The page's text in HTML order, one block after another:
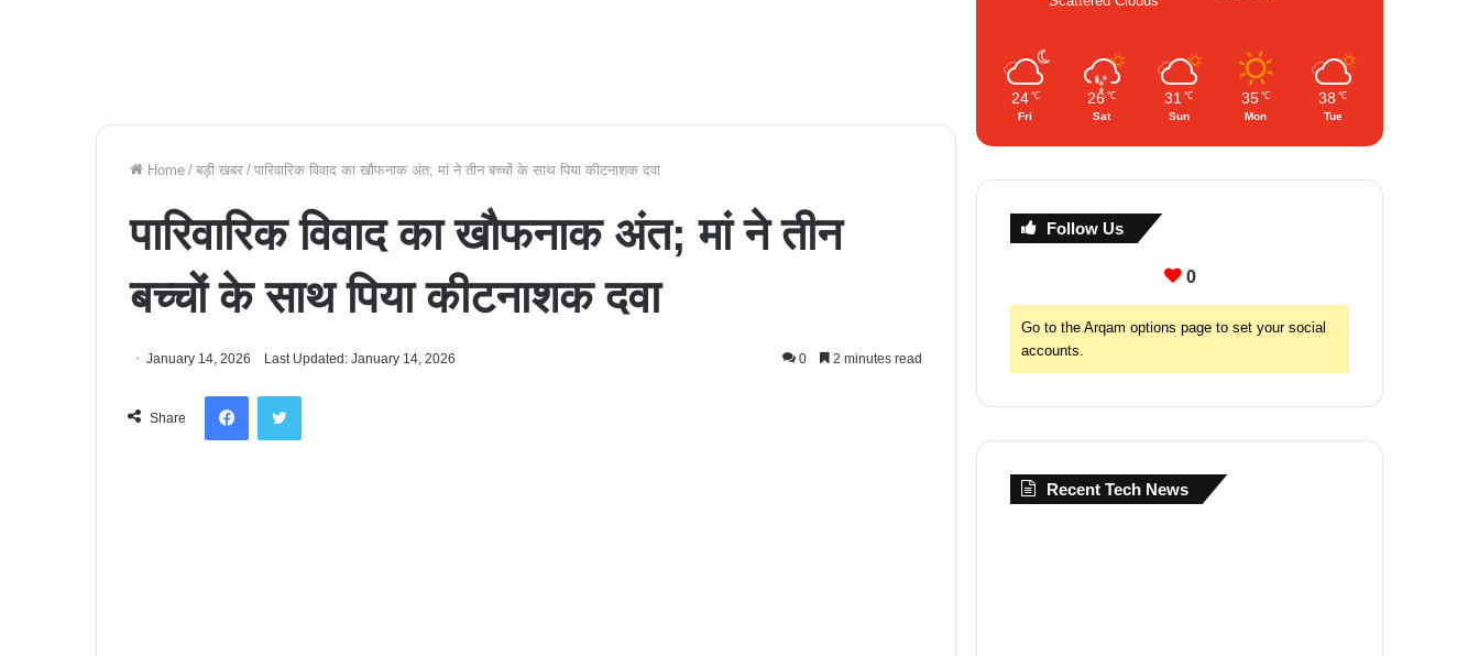
Home / बड़ी खबर / पारिवारिक विवाद का खौफनाक अंत; मां ने तीन बच्चों के साथ पिया कीटनाशक दवा
पारिवारिक विवाद का खौफनाक अंत; मां ने तीन
बच्चों के साथ पिया कीटनाशक दवा
January 14, 2026 Last Updated: January 14, 2026 0 2 minutes read
Share
24 ℃
Fri
26 ℃
Sat
31 ℃
Sun
35 ℃
Mon
38 ℃
Tue
Follow Us
0
Go to the Arqam options page to set your social
accounts.
Recent Tech News